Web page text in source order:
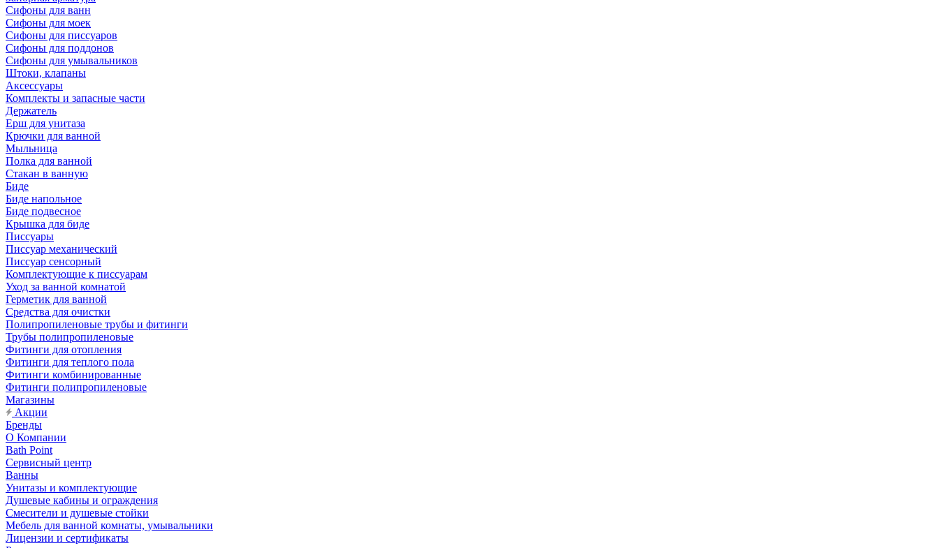
Сифоны для ванн
Сифоны для моек
Сифоны для писсуаров
Сифоны для поддонов
Сифоны для умывальников
Штоки, клапаны
Аксессуары
Комплекты и запасные части
Держатель
Ерш для унитаза
Крючки для ванной
Мыльница
Полка для ванной
Стакан в ванную
Биде
Биде напольное
Биде подвесное
Крышка для биде
Писсуары
Писсуар механический
Писсуар сенсорный
Комплектующие к писсуарам
Уход за ванной комнатой
Герметик для ванной
Средства для очистки
Полипропиленовые трубы и фитинги
Трубы полипропиленовые
Фитинги для отопления
Фитинги для теплого пола
Фитинги комбинированные
Фитинги полипропиленовые
Магазины
Акции
Бренды
О Компании
Bath Point
Сервисный центр
Ванны
Унитазы и комплектующие
Душевые кабины и ограждения
Смесители и душевые стойки
Мебель для ванной комнаты, умывальники
Лицензии и сертификаты